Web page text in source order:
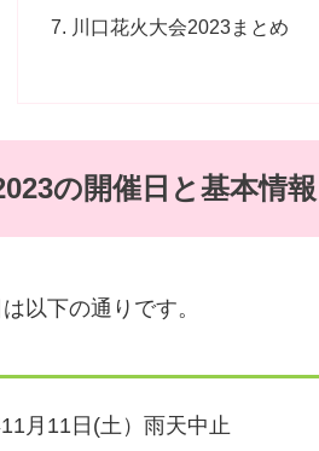
川口花火大会2023まとめ
の開催日と基本情報
以下の通りです。
月11日(土）雨天中止